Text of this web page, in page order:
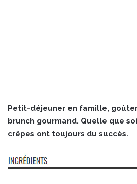
Petit-déjeuner en famille,
brunch gourmand. Quelle que
crêpes ont toujours du succès.